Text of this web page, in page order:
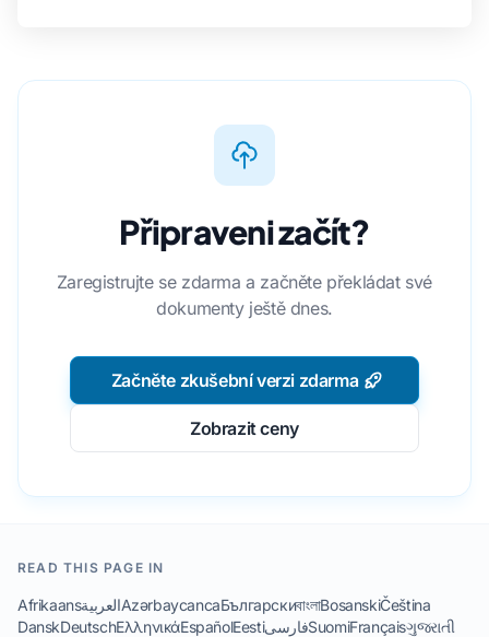
Připraveni začít?
Zaregistrujte se zdarma a začněte překládat své
dokumenty ještě dnes.
Začněte zkušební verzi zdarma
Zobrazit ceny
READ THIS PAGE IN
AfrikaansالعربيةAzərbaycancaБългарскиবাংলাBosanskiČeština
DanskDeutschΕλληνικάEspañolEestiفارسیSuomiFrançaisગુજરાતી